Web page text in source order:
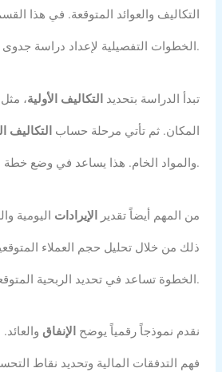
التكاليف والعوائد المتوقعة. في هذا
الخطوات التفصيلية لإعداد دراسة جدوى متكاملة.
تبدأ الدراسة بتحديد التكاليف الأولية،
المكان. ثم تأتي مرحلة حساب التكاليف
والمواد الخام. هذا يساعد في وضع خطة مالية واقعية.
من المهم أيضاً تقدير الإيرادات اليومية
ذلك من خلال تحليل حجم العملاء
الخطوة تساعد في تحديد الربحية المتوقعة.
نقدم نموذجاً رقمياً يوضح الإنفاق
فهم التدفقات المالية وتحديد نقاط